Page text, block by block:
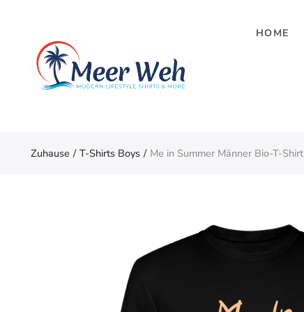
Menü zurück
SHOP
HOME
Zuhause T-Shirts Boys Me in Summer Männer Bio-T-Shirt